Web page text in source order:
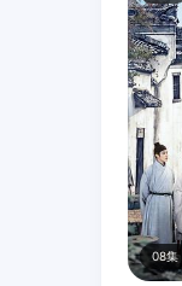
08集